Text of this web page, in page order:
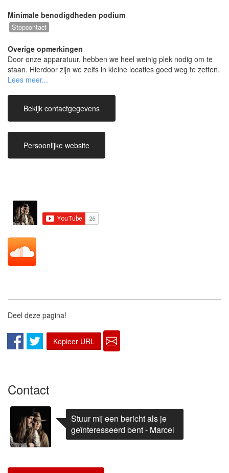
Minimale benodigdheden podium
Stopcontact
Overige opmerkingen
Door onze apparatuur, hebben we heel weinig plek nodig om te
staan. Hierdoor zijn we zelfs in kleine locaties goed weg te zetten.
Prijs is afhankelijk van duo of band, reisafstand en de grootte van
de zaal, dus apparatuur om te versterken en eventuele behoefte
aan lichtshow.
Prijs incl. BTW.
Bekijk contactgegevens
Persoonlijke website
Deel deze pagina!
Kopieer URL
Contact
Stuur mij een bericht als je
geïnteresseerd bent - Marcel